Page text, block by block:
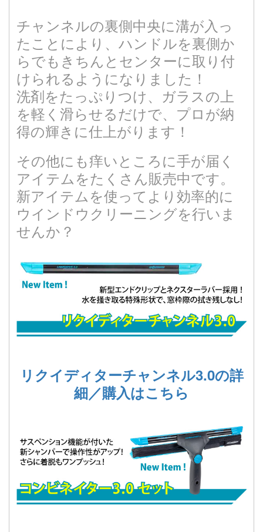
チャンネルの裏側中央に溝が入っ
たことにより、ハンドルを裏側か
らでもきちんとセンターに取り付
けられるようになりました！
洗剤をたっぷりつけ、ガラスの上
を軽く滑らせるだけで、プロが納
得の輝きに仕上がります！
その他にも痒いところに手が届く
アイテムをたくさん販売中です。
新アイテムを使ってより効率的に
ウインドウクリーニングを行いま
せんか？
リクイディターチャンネル3.0の詳
細／購入はこちら